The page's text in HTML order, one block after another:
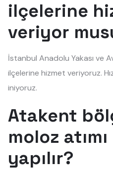
ilçelerine
veriyor
İstanbul Anadolu Yakası ve
ilçelerine hizmet veriyoruz.
iniyoruz.
Atakent
moloz atımı
yapılır?